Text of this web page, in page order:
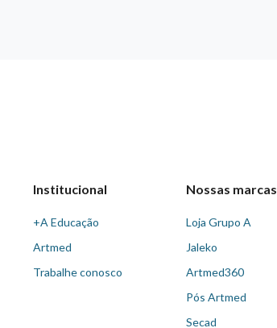
Institucional
+A Educação
Artmed
Trabalhe conosco
Nossas marcas
Loja Grupo A
Jaleko
Artmed360
Pós Artmed
Secad